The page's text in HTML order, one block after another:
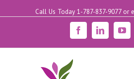
Call Us Today 1-787-837-9077 or
FacebookLinkedin